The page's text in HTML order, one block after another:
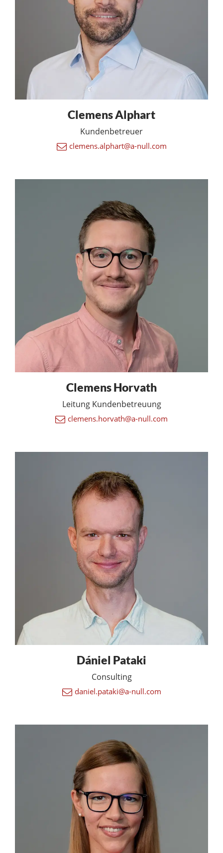
Clemens Alphart
Kundenbetreuer
clemens.alphart@a-null.com
Clemens Horvath
Leitung Kundenbetreuung
clemens.horvath@a-null.com
Dániel Pataki
Consulting
daniel.pataki@a-null.com